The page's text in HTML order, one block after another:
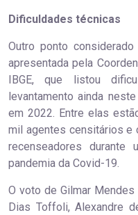
Dificuldades técnicas
Outro ponto
apresentada pela
IBGE, que listou
levantamento ainda
em 2022. Entre elas
mil agentes censitários e
recenseadores durante
pandemia da Covid-19.
O voto de Gilmar
Dias Toffoli, Alexandre